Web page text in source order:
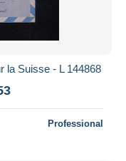
la Suisse - L 144868
Professional